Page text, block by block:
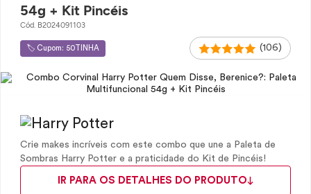
54g + Kit Pincéis
Cód. B2024091103
🏷️ Cupom: 50TINHA (106)
Crie makes incríveis com este combo que une a Paleta de
Sombras Harry Potter e a praticidade do Kit de Pincéis!
IR PARA OS DETALHES DO PRODUTO